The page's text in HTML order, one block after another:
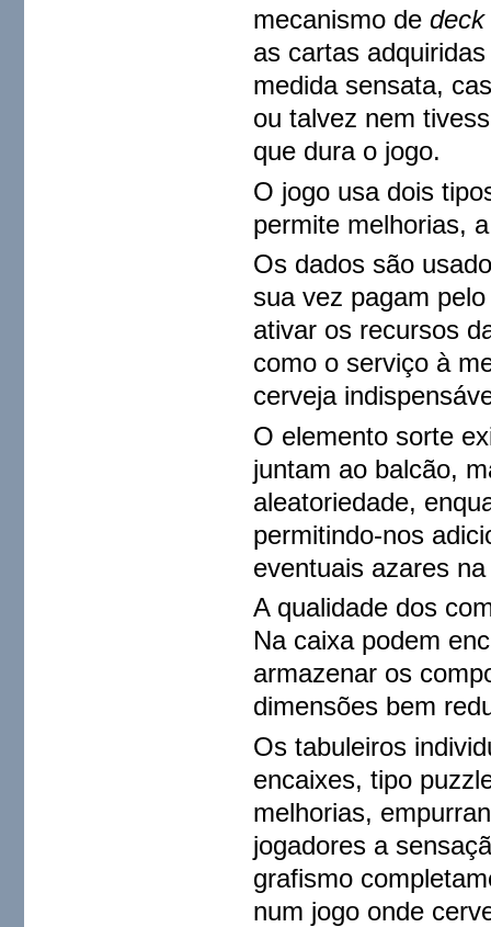
mecanismo dedeck
as cartas
medida sensata,
ou talvez nem
que dura o jogo.
O jogo usa dois
permite melhorias,
Os dados são
sua vez pagam
ativar os recursos
como o serviço à
cerveja
O elemento sorte
juntam ao balcão,
aleatoriedade,
permitindo-nos
eventuais azares
A qualidade dos
Na caixa podem
armazenar os
dimensões bem
Os tabuleiros
encaixes, tipo
melhorias,
jogadores a
grafismo
num jogo onde